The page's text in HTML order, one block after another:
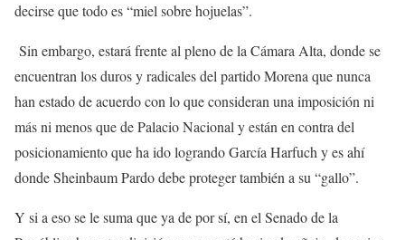
decirse que todo es “miel sobre hojuelas”.
Sin embargo, estará frente al pleno de la Cámara Alta, donde se
encuentran los duros y radicales del partido Morena que nunca
han estado de acuerdo con lo que consideran una imposición ni
más ni menos que de Palacio Nacional y están en contra del
posicionamiento que ha ido logrando García Harfuch y es ahí
donde Sheinbaum Pardo debe proteger también a su “gallo”.
Y si a eso se le suma que ya de por sí, en el Senado de la